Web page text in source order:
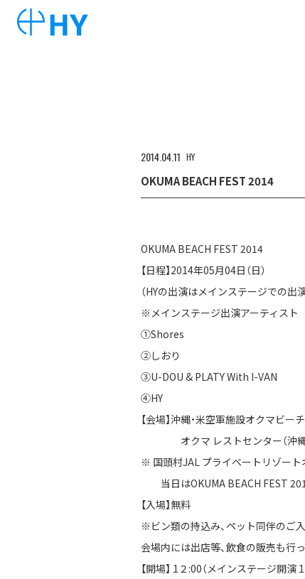
20140411 HY
OKUMA BEACH FEST 2014
OKUMA BEACH FEST 2014
【日程】2014年05月04日（日）
（HYの出演はメインステージでの出演
※メインステージ出演アーティスト
①Shores
②しおり
③U-DOU & PLATY With I-VAN
④HY
【会場】沖縄・米空軍施設オクマビーチ
オクマ レストセンター（沖縄
※ 国頭村JAL プライベートリゾート
当日はOKUMA BEACH FEST
【入場】無料
※ビン類の持込み、ペット同伴のご
会場内には出店等、飲食の販売も行っ
【開場】 1２:00（メインステージ開演